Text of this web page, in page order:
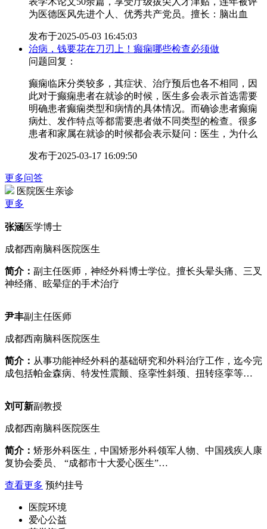
为医德医风先进个人、优秀共产党员。擅长：脑出血
发布于2025-05-03 16:45:03
治病，钱要花在刀刃上！癫痫哪些检查必须做
问题回复：
癫痫临床分类较多，其症状、治疗预后也各不相同，因
此对于癫痫患者在就诊的时候，医生多会表示首选需要
明确患者癫痫类型和病情的具体情况。而确诊患者癫痫
病灶、发作特点等都需要患者做不同类型的检查。很多
患者和家属在就诊的时候都会表示疑问：医生，为什么
发布于2025-03-17 16:09:50
更多问答
医院医生亲诊
更多
张涵医学博士
成都西南脑科医院医生
简介： 副主任医师，神经外科博士学位。擅长头晕头痛、三叉
神经痛、眩晕症的手术治疗
尹丰副主任医师
成都西南脑科医院医生
简介： 从事功能神经外科的基础研究和外科治疗工作，迄今完
成包括帕金森病、特发性震颤、痉挛性斜颈、扭转痉挛等…
刘可新副教授
成都西南脑科医院医生
简介： 矫形外科医生，中国矫形外科领军人物、中国残疾人康
复协会委员、 “成都市十大爱心医生”…
查看更多 预约挂号
医院环境
爱心公益